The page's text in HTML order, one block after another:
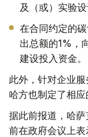
及（或）实验
在合同约定的
出总额的1%，
建设投入资金。
此外，针对企业
哈方也制定了相应
据此前报道，哈萨
前在政府会议上